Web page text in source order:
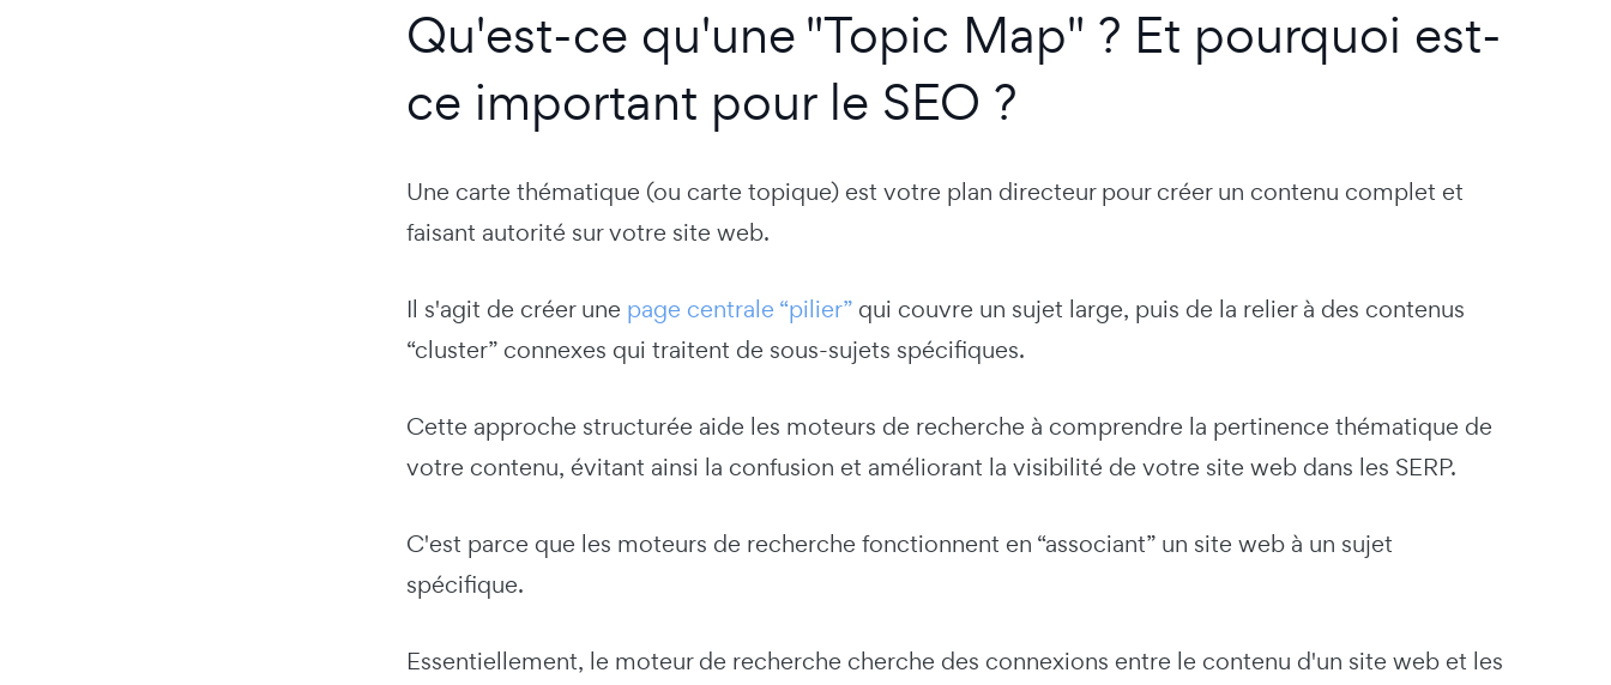
Qu'est-ce qu'une "Topic Map" ? Et pourquoi est-
ce important pour le SEO ?
Une carte thématique (ou carte topique) est votre plan directeur pour créer un contenu complet et
faisant autorité sur votre site web.
Il s'agit de créer une page centrale “pilier” qui couvre un sujet large, puis de la relier à des contenus
“cluster” connexes qui traitent de sous-sujets spécifiques.
Cette approche structurée aide les moteurs de recherche à comprendre la pertinence thématique de
votre contenu, évitant ainsi la confusion et améliorant la visibilité de votre site web dans les SERP.
C'est parce que les moteurs de recherche fonctionnent en “associant” un site web à un sujet
spécifique.
Essentiellement, le moteur de recherche cherche des connexions entre le contenu d'un site web et les